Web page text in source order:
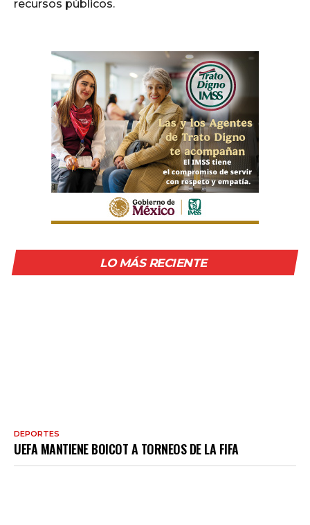
recursos públicos.
LO MÁS RECIENTE
DEPORTES
UEFA MANTIENE BOICOT A TORNEOS DE LA FIFA